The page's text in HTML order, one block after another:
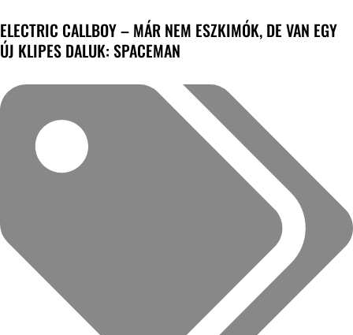
ELECTRIC CALLBOY – MÁR NEM ESZKIMÓK, DE VAN EGY
ÚJ KLIPES DALUK: SPACEMAN